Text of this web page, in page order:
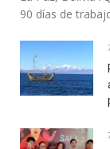
90 días de